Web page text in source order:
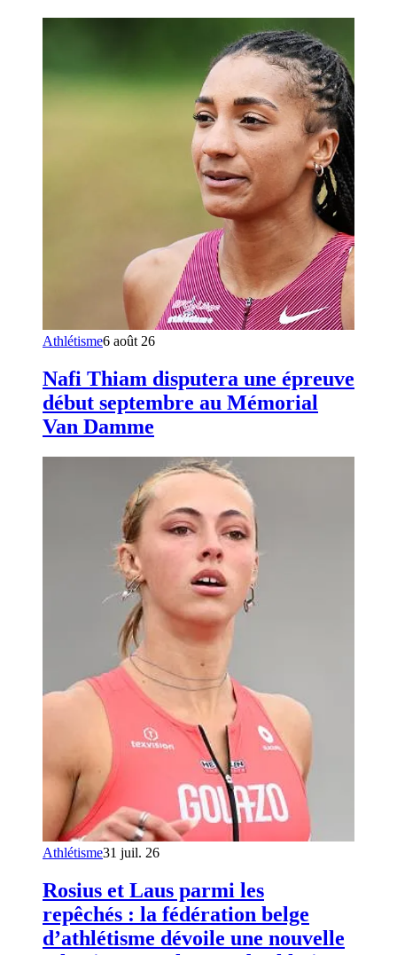
Athlétisme6 août 26
Nafi Thiam disputera une épreuve
début septembre au Mémorial
Van Damme
Athlétisme31 juil. 26
Rosius et Laus parmi les
repêchés : la fédération belge
d’athlétisme dévoile une nouvelle